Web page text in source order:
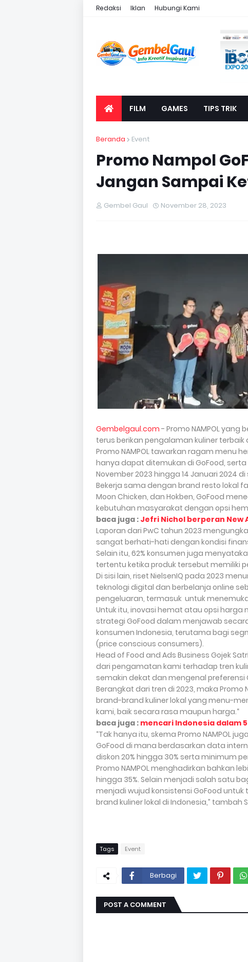
Redaksi Iklan Hubungi Kami
FILM GAMES TIPS TRIK
Beranda Event
Promo Nampol
Jangan Sampai
Gembel Gaul November 28, 2023
Gembelgaul.com - Promo NAMPOL yang
terus berikan pengalaman kuliner
Promo NAMPOL tawarkan ragam menu
hanya dapat ditemukan di GoFood,
November 2023 hingga 14 Januari 2024
Bekerja sama dengan brand resto lokal
Moon Chicken, dan Hokben, GoFood
kebutuhan masyarakat dengan opsi
baca juga : Jefri Nichol berperan New
Laporan dari PwC tahun 2023
sangat berhati-hati dengan kondisi
Selain itu, 62% konsumen juga
tertentu ketika produk tersebut memiliki
Di sisi lain, riset NielsenIQ pada 2023
teknologi digital dan berbelanja online
pengeluaran, termasuk untuk
Untuk itu, inovasi hemat atau opsi harga
strategi GoFood dalam menjawab
konsumen Indonesia, terutama bagi
(price conscious consumers).
Head of Food and Ads Business Gojek
dari pengamatan kami terhadap tren
semakin dekat dan mengenal preferensi
Berangkat dari tren di 2023, maka
brand-brand kuliner lokal yang menu-
kami, baik secara rasa maupun harga.“
baca juga : mencari Indonesia dalam
“Tak hanya itu, skema Promo NAMPOL
GoFood di mana berdasarkan data
diskon 20% hingga 30% serta minimum
Promo NAMPOL menghadirkan bahkan
hingga 35%. Selain menjadi salah satu
menjadi wujud konsistensi GoFood
brand kuliner lokal di Indonesia,” tambah
Tags Event
Berbagi
POST A COMMENT